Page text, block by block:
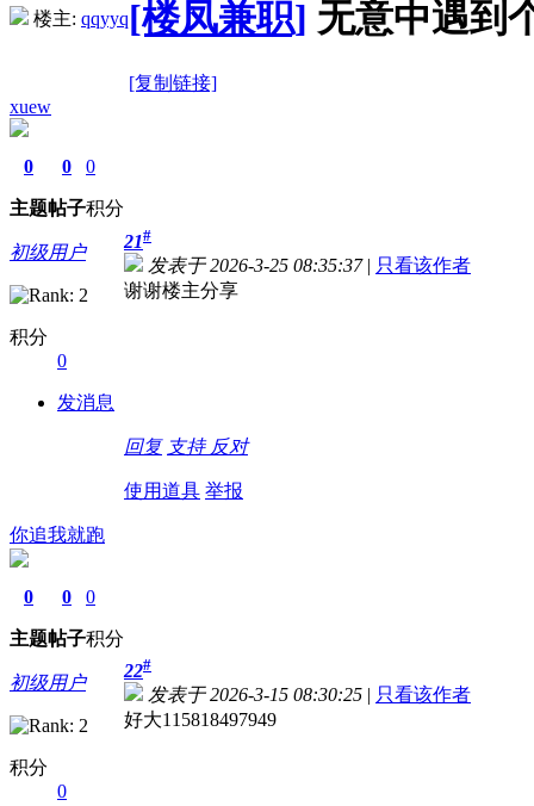
楼主: qqyyq[楼凤兼职] 无意中遇到
[复制链接]
xuew
0
主题
0
帖子
0
积分
初级用户
积分
0
发消息
21#
发表于 2026-3-25 08:35:37 | 只看该作者
谢谢楼主分享
回复 支持 反对
使用道具 举报
你追我就跑
0
主题
0
帖子
0
积分
初级用户
积分
0
22#
发表于 2026-3-15 08:30:25 | 只看该作者
好大115818497949